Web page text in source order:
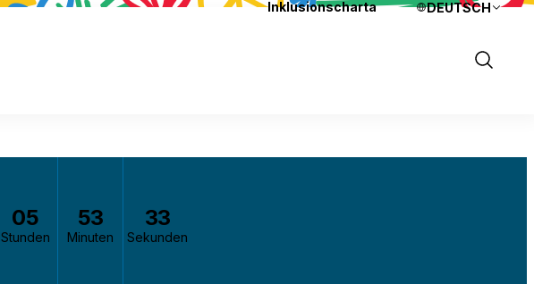
Inklusionscharta DEUTSCH
Sprachen
Show
05
Stunden
53
Minuten
32
Sekunden